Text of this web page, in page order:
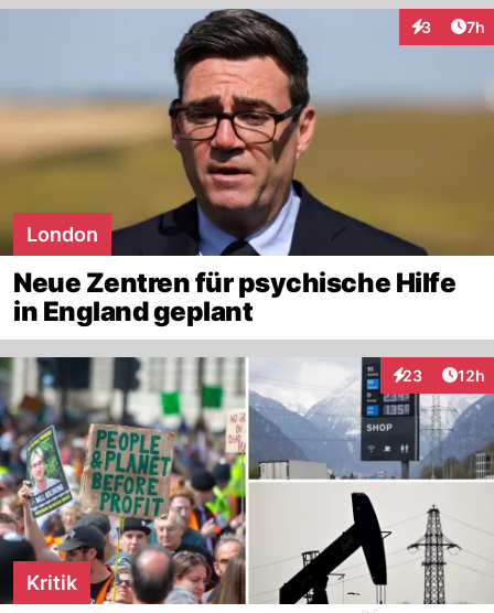
3 7h
London
Neue Zentren für psychische Hilfe
in England geplant
23
Interaktionen
12h
Kritik